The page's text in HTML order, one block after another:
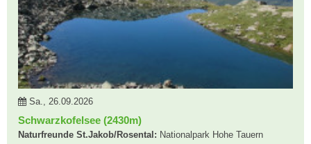
Sa., 26.09.2026
Schwarzkofelsee (2430m)
Naturfreunde St.Jakob/Rosental: Nationalpark Hohe Tauern